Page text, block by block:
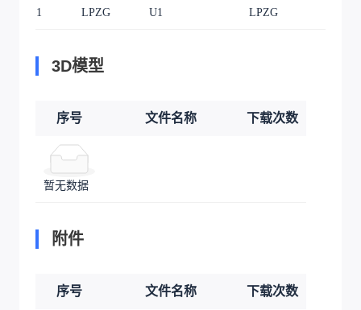
1 LPZG U1 LPZG
3D模型
序号 文件名称 下载次数
暂无数据
附件
序号 文件名称 下载次数